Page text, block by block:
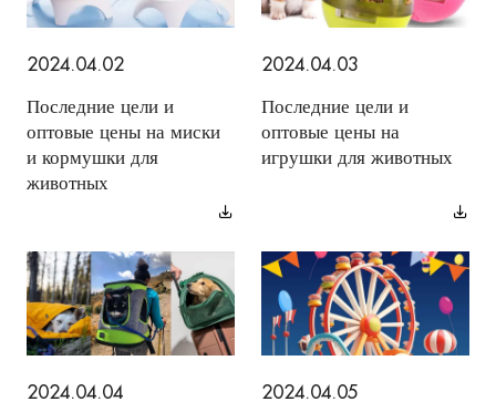
2024.04.02
Последние цели и
оптовые цены на миски
и кормушки для
животных
2024.04.03
Последние цели и
оптовые цены на
игрушки для животных
2024.04.04
2024.04.05